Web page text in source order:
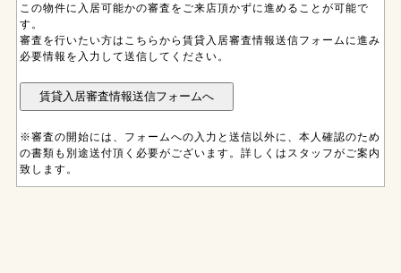
この物件に入居可能かの審査をご来店頂かずに進めることが可能で
す。
審査を行いたい方はこちらから賃貸入居審査情報送信フォームに進み
必要情報を入力して送信してください。
※審査の開始には、フォームへの入力と送信以外に、本人確認のため
の書類も別途送付頂く必要がございます。詳しくはスタッフがご案内
致します。